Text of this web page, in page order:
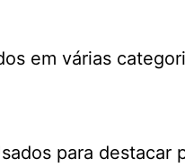
em várias
para destacar